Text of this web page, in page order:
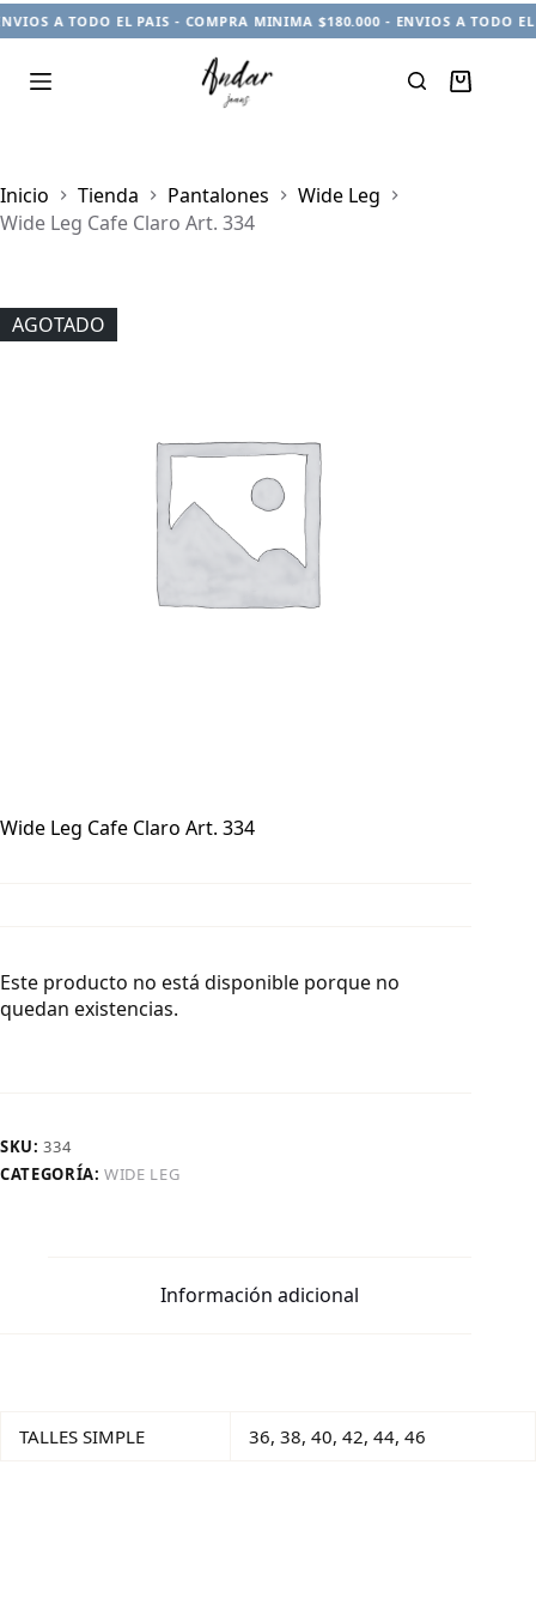
A TODO EL PAIS - COMPRA MINIMA $180.000 - ENVIOS A TODO
Carro
Inicio
Tienda Pantalones
Wide Leg
Wide Leg Cafe Claro Art. 334
AGOTADO
Wide Leg Cafe Claro Art. 334
Este producto no está disponible porque no
quedan existencias.
SKU:334
CATEGORÍA:WIDE LEG
Información adicional
TALLES SIMPLE 36, 38, 40, 42, 44, 46